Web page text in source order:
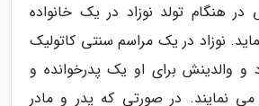
هنگام تولد نوزاد در یک خانواده
نوزاد در یک مراسم سنتی کاتولیک
والدینش برای او یک پدرخوانده و
می نمایند. در صورتی که پدر و مادر